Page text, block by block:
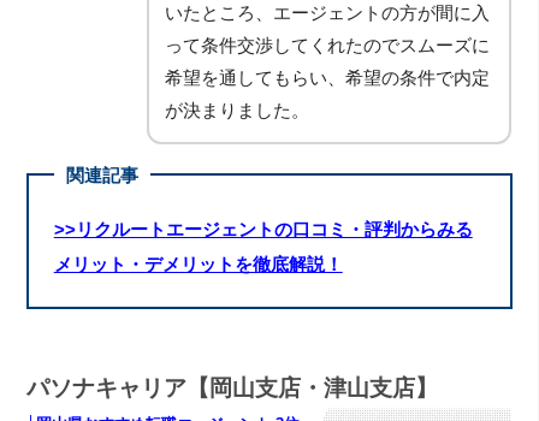
いたところ、エージェントの方が間に入
って条件交渉してくれたのでスムーズに
希望を通してもらい、希望の条件で内定
が決まりました。
関連記事
>>リクルートエージェントの口コミ・評判からみる
メリット・デメリットを徹底解説！
パソナキャリア【岡山支店・津山支店】